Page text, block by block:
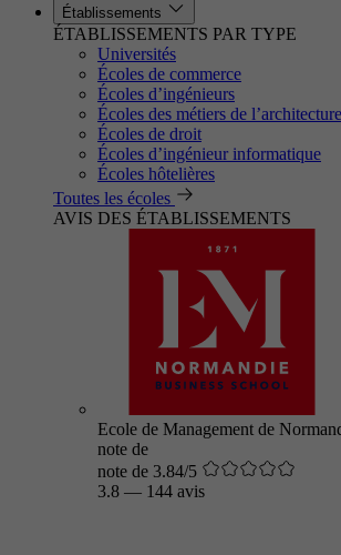
Établissements
ÉTABLISSEMENTS PAR TYPE
Universités
Écoles de commerce
Écoles d’ingénieurs
Écoles des métiers de l’architecture
Écoles de droit
Écoles d’ingénieur informatique
Écoles hôtelières
Toutes les écoles
AVIS DES ÉTABLISSEMENTS
Ecole de Management de
note de
note de 3.84/5
3.8 — 144 avis